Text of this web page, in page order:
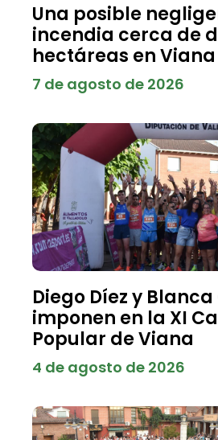
Una posible
incendia cerca de
hectáreas en
7 de agosto de 2026
Diego Díez y
imponen en la XI
Popular de Viana
4 de agosto de 2026